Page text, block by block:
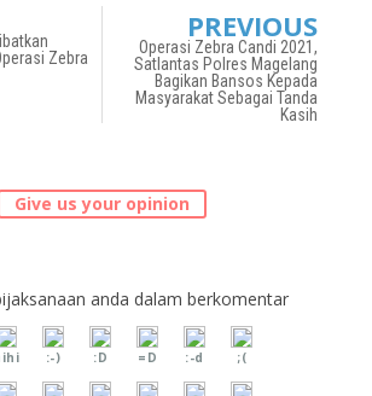
Zebra
PREVIOUS
Operasi Zebra Candi 2021,
Satlantas Polres Magelang
Bagikan Bansos Kepada
Masyarakat Sebagai Tanda
Kasih
Give us your opinion
anda dalam berkomentar
:-) :D =D :-d ;(